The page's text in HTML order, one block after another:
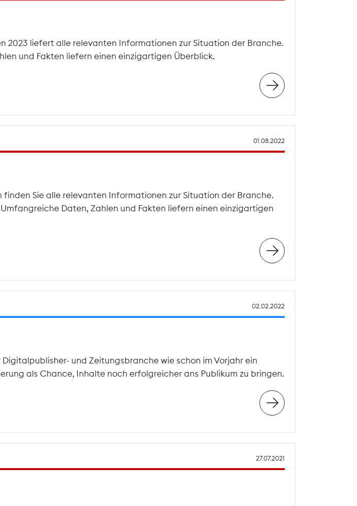
liefert alle relevanten Informationen zur Situation der Branche.
und Fakten liefern einen einzigartigen Überblick.
01.08.2022
Sie alle relevanten Informationen zur Situation der Branche.
Daten, Zahlen und Fakten liefern einen einzigartigen
02.02.2022
und Zeitungsbranche wie schon im Vorjahr ein
als Chance, Inhalte noch erfolgreicher ans Publikum zu bringen.
27.07.2021